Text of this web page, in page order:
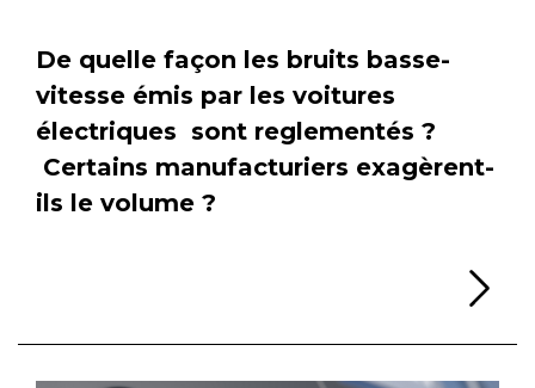
De quelle façon les bruits basse-
vitesse émis par les voitures
électriques sont reglementés ?
Certains manufacturiers exagèrent-
ils le volume ?